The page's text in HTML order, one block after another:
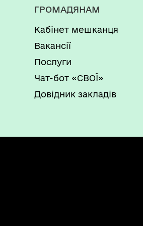
ГРОМАДЯНАМ
Кабінет мешканця
Вакансії
Послуги
Чат-бот «СВОЇ»
Довідник закладів